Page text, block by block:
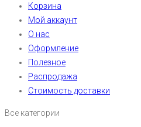
Корзина
Мой аккаунт
О нас
Оформление
Полезное
Распродажа
Стоимость доставки
Все категории